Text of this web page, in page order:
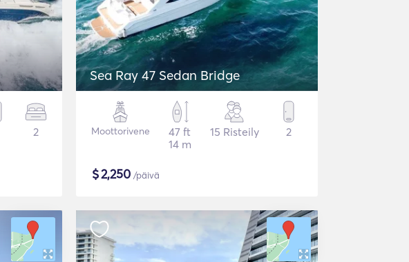
2
Sea Ray 47 Sedan Bridge
Moottorivene
47 ft
14 m
15 Risteily 2
$2,250 /päivä